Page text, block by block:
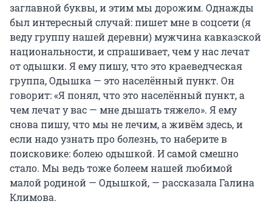
заглавной буквы, и этим мы дорожим. Однажды
был интересный случай: пишет мне в соцсети (я
веду группу нашей деревни) мужчина кавказской
национальности, и спрашивает, чем у нас лечат
от одышки. Я ему пишу, что это краеведческая
группа, Одышка — это населённый пункт. Он
говорит: «Я понял, что это населённый пункт, а
чем лечат у вас — мне дышать тяжело». Я ему
снова пишу, что мы не лечим, а живём здесь, и
если надо узнать про болезнь, то наберите в
поисковике: болею одышкой. И самой смешно
стало. Мы ведь тоже болеем нашей любимой
малой родиной — Одышкой, — рассказала Галина
Климова.